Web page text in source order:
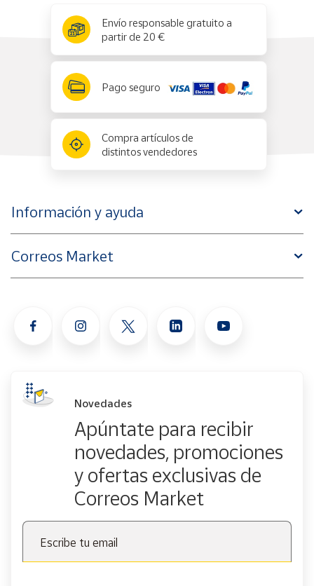
Envío responsable gratuito a
partir de 20 €
Pago seguro
Compra artículos de
distintos vendedores
Información y ayuda
Correos Market
Novedades
Apúntate para recibir
novedades, promociones
y ofertas exclusivas de
Correos Market
Escribe tu email